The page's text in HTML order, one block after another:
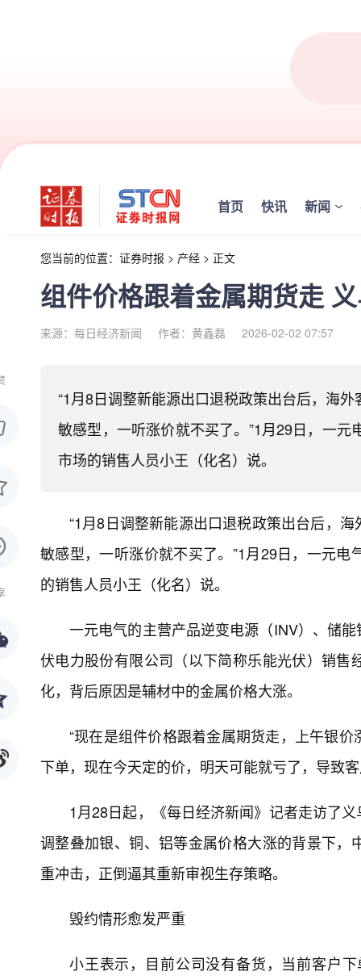
首页 快讯 新闻
您当前的位置： 证券时报 > 产经 > 正文
组件价格跟着金属期货走
来源：每日经济新闻 作者：黄鑫磊 2026-02-02 07:57
“1月8日调整新能源出口退税政策出台后，海
敏感型，一听涨价就不买了。”1月29日，一
市场的销售人员小王（化名）说。
“1月8日调整新能源出口退税政策出台后，
敏感型，一听涨价就不买了。”1月29日，一元
的销售人员小王（化名）说。
一元电气的主营产品逆变电源（INV）、储
伏电力股份有限公司（以下简称乐能光伏）销
化，背后原因是辅材中的金属价格大涨。
“现在是组件价格跟着金属期货走，上午银
下单，现在今天定的价，明天可能就亏了，导致
1月28日起，《每日经济新闻》记者走访了
调整叠加银、铜、铝等金属价格大涨的背景下
重冲击，正倒逼其重新审视生存策略。
毁约情形愈发严重
小王表示，目前公司没有备货，当前客户